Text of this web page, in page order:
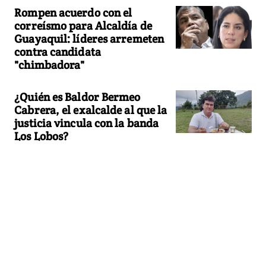
Rompen acuerdo con el
correísmo para Alcaldía de
Guayaquil: líderes arremeten
contra candidata
"chimbadora"
¿Quién es Baldor Bermeo
Cabrera, el exalcalde al que la
justicia vincula con la banda
Los Lobos?